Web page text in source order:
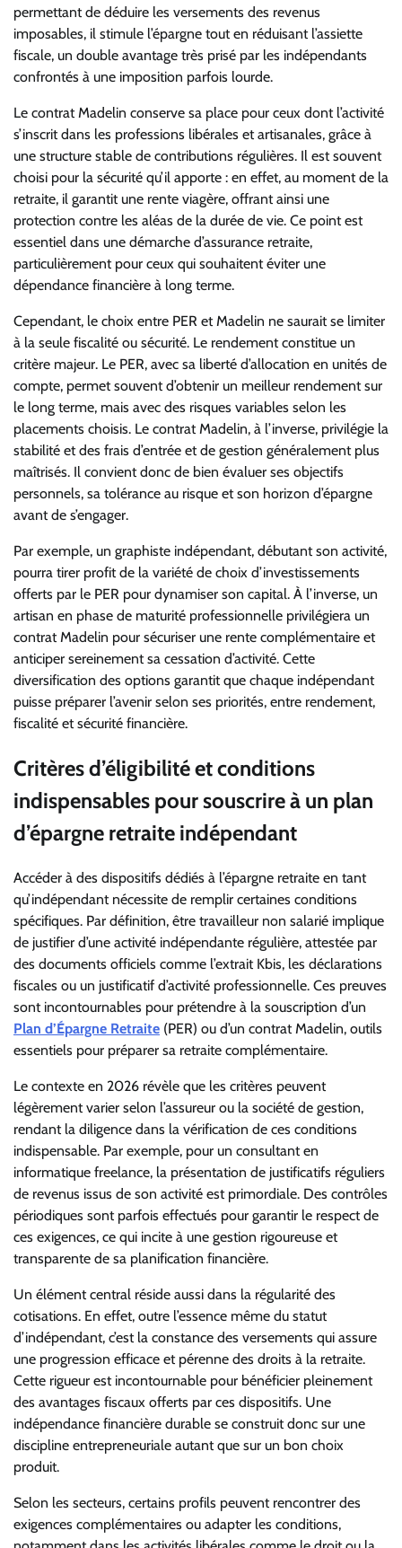
permettant de déduire les versements des revenus
imposables, il stimule l’épargne tout en réduisant l’assiette
fiscale, un double avantage très prisé par les indépendants
confrontés à une imposition parfois lourde.
Le contrat Madelin conserve sa place pour ceux dont l’activité
s’inscrit dans les professions libérales et artisanales, grâce à
une structure stable de contributions régulières. Il est souvent
choisi pour la sécurité qu’il apporte : en effet, au moment de la
retraite, il garantit une rente viagère, offrant ainsi une
protection contre les aléas de la durée de vie. Ce point est
essentiel dans une démarche d’assurance retraite,
particulièrement pour ceux qui souhaitent éviter une
dépendance financière à long terme.
Cependant, le choix entre PER et Madelin ne saurait se limiter
à la seule fiscalité ou sécurité. Le rendement constitue un
critère majeur. Le PER, avec sa liberté d’allocation en unités de
compte, permet souvent d’obtenir un meilleur rendement sur
le long terme, mais avec des risques variables selon les
placements choisis. Le contrat Madelin, à l’inverse, privilégie la
stabilité et des frais d’entrée et de gestion généralement plus
maîtrisés. Il convient donc de bien évaluer ses objectifs
personnels, sa tolérance au risque et son horizon d’épargne
avant de s’engager.
Par exemple, un graphiste indépendant, débutant son activité,
pourra tirer profit de la variété de choix d’investissements
offerts par le PER pour dynamiser son capital. À l’inverse, un
artisan en phase de maturité professionnelle privilégiera un
contrat Madelin pour sécuriser une rente complémentaire et
anticiper sereinement sa cessation d’activité. Cette
diversification des options garantit que chaque indépendant
puisse préparer l’avenir selon ses priorités, entre rendement,
fiscalité et sécurité financière.
Critères d’éligibilité et conditions
indispensables pour souscrire à un plan
d’épargne retraite indépendant
Accéder à des dispositifs dédiés à l’épargne retraite en tant
qu’indépendant nécessite de remplir certaines conditions
spécifiques. Par définition, être travailleur non salarié implique
de justifier d’une activité indépendante régulière, attestée par
des documents officiels comme l’extrait Kbis, les déclarations
fiscales ou un justificatif d’activité professionnelle. Ces preuves
sont incontournables pour prétendre à la souscription d’un
Plan d’Épargne Retraite (PER) ou d’un contrat Madelin, outils
essentiels pour préparer sa retraite complémentaire.
Le contexte en 2026 révèle que les critères peuvent
légèrement varier selon l’assureur ou la société de gestion,
rendant la diligence dans la vérification de ces conditions
indispensable. Par exemple, pour un consultant en
informatique freelance, la présentation de justificatifs réguliers
de revenus issus de son activité est primordiale. Des contrôles
périodiques sont parfois effectués pour garantir le respect de
ces exigences, ce qui incite à une gestion rigoureuse et
transparente de sa planification financière.
Un élément central réside aussi dans la régularité des
cotisations. En effet, outre l’essence même du statut
d’indépendant, c’est la constance des versements qui assure
une progression efficace et pérenne des droits à la retraite.
Cette rigueur est incontournable pour bénéficier pleinement
des avantages fiscaux offerts par ces dispositifs. Une
indépendance financière durable se construit donc sur une
discipline entrepreneuriale autant que sur un bon choix
produit.
Selon les secteurs, certains profils peuvent rencontrer des
exigences complémentaires ou adapter les conditions,